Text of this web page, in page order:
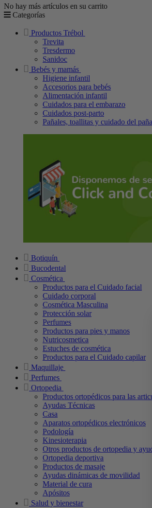
No hay más artículos en su carrito
Categorías
Productos Trébol
Trevita
Tresdermo
Sanidoc
Bebés y mamás
Higiene infantil
Accesorios para bebés
Alimentación infantil
Cuidados para el embarazo
Cuidados post-parto
Pañales, toallitas y cuidado del
Botiquín
Bucodental
Cosmética
Productos para el Cuidado facial
Cuidado corporal
Cosmética Masculina
Protección solar
Perfumes
Productos para pies y manos
Nutricosmetica
Estuches de cosmética
Productos para el Cuidado capilar
Maquillaje
Perfumes
Ortopedia
Productos ortopédicos para las
Ayudas Técnicas
Casa
Aparatos ortopédicos electrónicos
Podología
Kinesioterapia
Otros productos de ortopedia y
Ortopedia deportiva
Productos de masaje
Ayudas dinámicas de movilidad
Material de cura
Apósitos
Salud y bienestar